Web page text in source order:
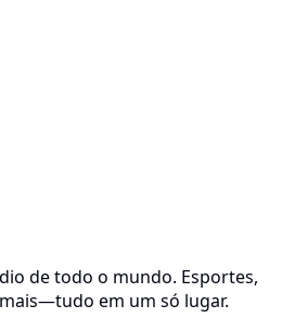
de todo o mundo. Esportes,
em um só lugar.